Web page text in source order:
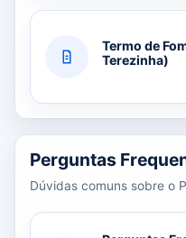
Termo de
Terezinha)
Perguntas
Dúvidas comuns sobre o